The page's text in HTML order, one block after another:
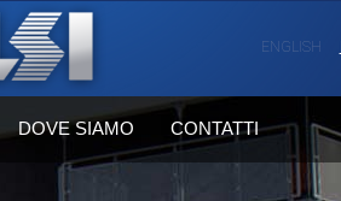
ENGLISH
DOVE SIAMO CONTATTI